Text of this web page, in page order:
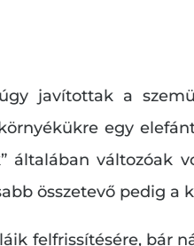
javítottak a
egy
általában változóak
összetevő pedig a
felfrissítésére, bár